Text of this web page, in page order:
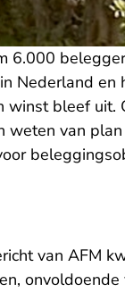
6.000
Nederland
winst bleef
weten van
van AFM